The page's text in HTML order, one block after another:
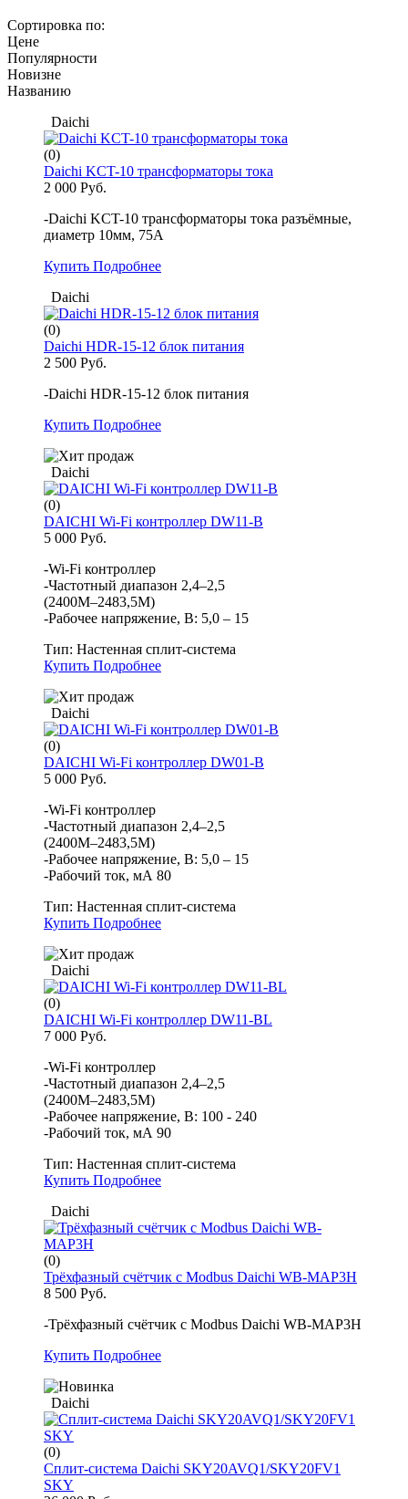
Сортировка по:
Цене
Популярности
Новизне
Названию
Daichi
(0)
Daichi KCT-10 трансформаторы тока
2 000 Руб.
-Daichi KCT-10 трансформаторы тока разъёмные,
диаметр 10мм, 75A
Купить Подробнее
Daichi
(0)
Daichi HDR-15-12 блок питания
2 500 Руб.
-Daichi HDR-15-12 блок питания
Купить Подробнее
Daichi
(0)
DAICHI Wi-Fi контроллер DW11-B
5 000 Руб.
-Wi-Fi контроллер
-Частотный диапазон 2,4–2,5
(2400М–2483,5М)
-Рабочее напряжение, В: 5,0 – 15
Тип: Настенная сплит-система
Купить Подробнее
Daichi
(0)
DAICHI Wi-Fi контроллер DW01-B
5 000 Руб.
-Wi-Fi контроллер
-Частотный диапазон 2,4–2,5
(2400М–2483,5М)
-Рабочее напряжение, В: 5,0 – 15
-Рабочий ток, мА 80
Тип: Настенная сплит-система
Купить Подробнее
Daichi
(0)
DAICHI Wi-Fi контроллер DW11-BL
7 000 Руб.
-Wi-Fi контроллер
-Частотный диапазон 2,4–2,5
(2400М–2483,5М)
-Рабочее напряжение, В: 100 - 240
-Рабочий ток, мА 90
Тип: Настенная сплит-система
Купить Подробнее
Daichi
(0)
Трёхфазный счётчик с Modbus Daichi WB-MAP3H
8 500 Руб.
-Трёхфазный счётчик с Modbus Daichi WB-MAP3H
Купить Подробнее
Daichi
(0)
Сплит-система Daichi SKY20AVQ1/SKY20FV1
SKY